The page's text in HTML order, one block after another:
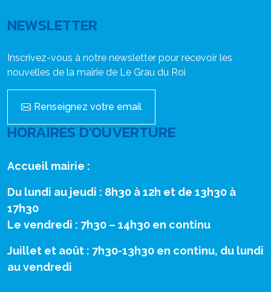
NEWSLETTER
Inscrivez-vous à notre newsletter pour recevoir les
nouvelles de la mairie de Le Grau du Roi
Renseignez votre email
HORAIRES D'OUVERTURE
Accueil mairie :
Du lundi au jeudi : 8h30 à 12h et de 13h30 à
17h30
Le vendredi : 7h30 – 14h30 en continu
Juillet et août : 7h30-13h30 en continu, du lundi
au vendredi